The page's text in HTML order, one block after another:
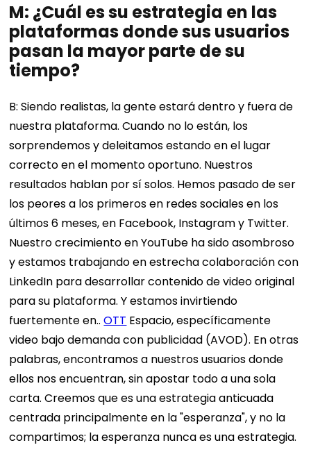
M: ¿Cuál es su estrategia en las
plataformas donde sus usuarios
pasan la mayor parte de su
tiempo?
B: Siendo realistas, la gente estará dentro y fuera de
nuestra plataforma. Cuando no lo están, los
sorprendemos y deleitamos estando en el lugar
correcto en el momento oportuno. Nuestros
resultados hablan por sí solos. Hemos pasado de ser
los peores a los primeros en redes sociales en los
últimos 6 meses, en Facebook, Instagram y Twitter.
Nuestro crecimiento en YouTube ha sido asombroso
y estamos trabajando en estrecha colaboración con
LinkedIn para desarrollar contenido de video original
para su plataforma. Y estamos invirtiendo
fuertemente en..OTT Espacio, específicamente
video bajo demanda con publicidad (AVOD). En otras
palabras, encontramos a nuestros usuarios donde
ellos nos encuentran, sin apostar todo a una sola
carta. Creemos que es una estrategia anticuada
centrada principalmente en la "esperanza", y no la
compartimos; la esperanza nunca es una estrategia.